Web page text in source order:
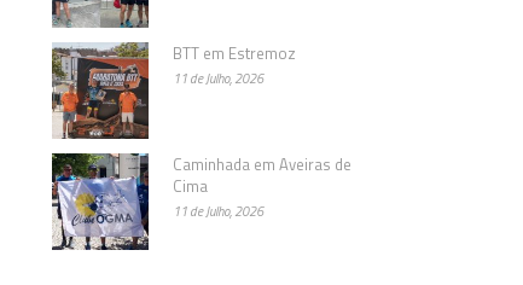
BTT em Estremoz
11 de Julho, 2026
Caminhada em Aveiras de
Cima
11 de Julho, 2026